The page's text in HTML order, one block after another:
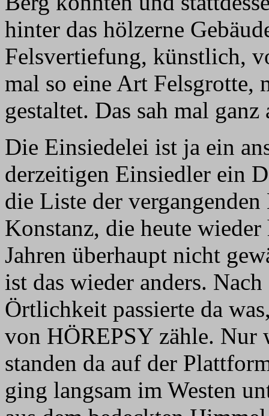
hinter das hölzerne
Felsvertiefung, künstlich,
mal so eine Art Felsgrotte,
gestaltet. Das sah mal ganz
Die Einsiedelei ist ja ein
derzeitigen Einsiedler ein
die Liste der
Konstanz, die heute
Jahren überhaupt nicht
ist das wieder anders.
Örtlichkeit passierte da
von HÖREPSY zähle. Nur
standen da auf der
ging langsam im Westen